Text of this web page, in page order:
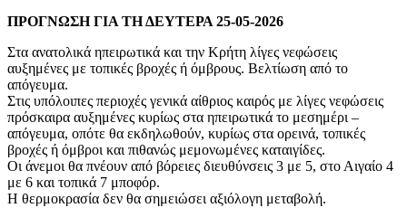
ΠΡΟΓΝΩΣΗ ΓΙΑ ΤΗ ΔΕΥΤΕΡΑ 25-05-2026
Στα ανατολικά ηπειρωτικά και την Κρήτη λίγες νεφώσεις
αυξημένες με τοπικές βροχές ή όμβρους. Βελτίωση από το
απόγευμα.
Στις υπόλοιπες περιοχές γενικά αίθριος καιρός με λίγες νεφώσεις
πρόσκαιρα αυξημένες κυρίως στα ηπειρωτικά το μεσημέρι –
απόγευμα, οπότε θα εκδηλωθούν, κυρίως στα ορεινά, τοπικές
βροχές ή όμβροι και πιθανώς μεμονωμένες καταιγίδες.
Οι άνεμοι θα πνέουν από βόρειες διευθύνσεις 3 με 5, στο Αιγαίο 4
με 6 και τοπικά 7 μποφόρ.
Η θερμοκρασία δεν θα σημειώσει αξιόλογη μεταβολή.